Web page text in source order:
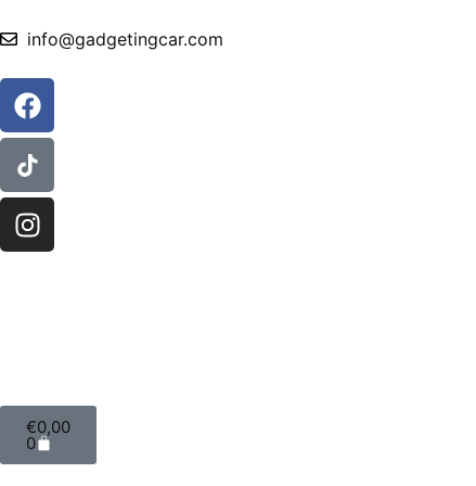
info@gadgetingcar.com
€0,00
0